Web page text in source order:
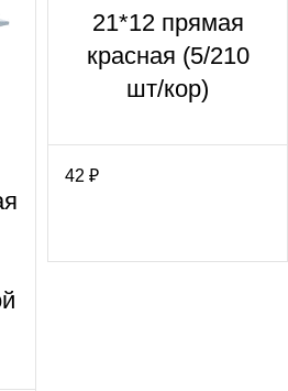
21*12 прямая
красная (5/210
шт/кор)
42 ₽